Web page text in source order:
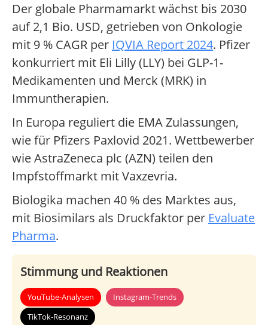
Der globale Pharmamarkt wächst bis 2030
auf 2,1 Bio. USD, getrieben von Onkologie
mit 9 % CAGR per IQVIA Report 2024. Pfizer
konkurriert mit Eli Lilly (LLY) bei GLP-1-
Medikamenten und Merck (MRK) in
Immuntherapien.
In Europa reguliert die EMA Zulassungen,
wie für Pfizers Paxlovid 2021. Wettbewerber
wie AstraZeneca plc (AZN) teilen den
Impfstoffmarkt mit Vaxzevria.
Biologika machen 40 % des Marktes aus,
mit Biosimilars als Druckfaktor per Evaluate
Pharma.
Stimmung und Reaktionen
YouTube-Analysen
Instagram-Trends
TikTok-Resonanz